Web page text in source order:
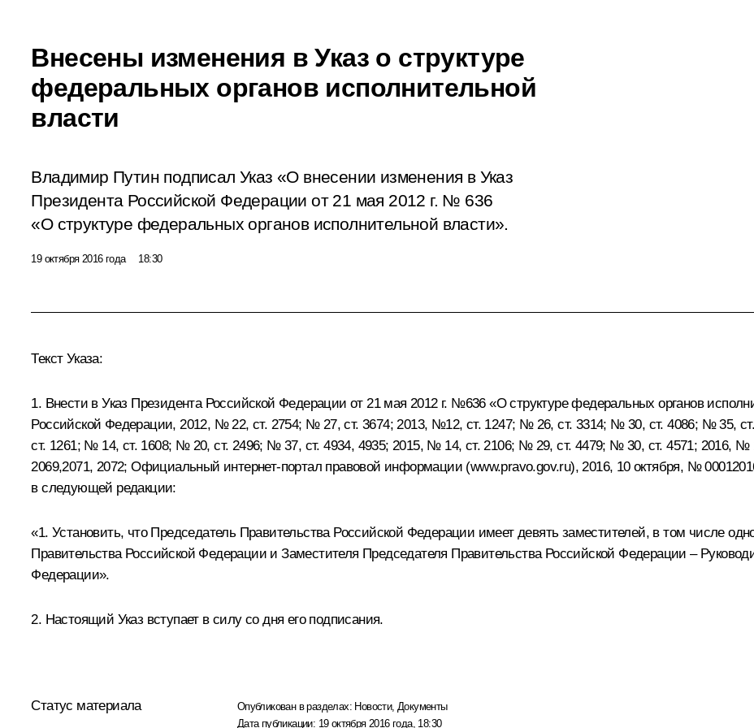
Внесены изменения в Указ о структуре
федеральных органов исполнительной
власти
Владимир Путин подписал Указ «О внесении изменения в Указ
Президента Российской Федерации от 21 мая 2012 г. № 636
«О структуре федеральных органов исполнительной власти».
19 октября 2016 года 18:30
Текст Указа:
1. Внести в Указ Президента Российской Федерации от 21 мая 2012 г. №636 «О структуре федеральных органов
Российской Федерации, 2012, № 22, ст. 2754; № 27, ст. 3674; 2013, №12, ст. 1247; № 26, ст. 3314; № 30, ст. 4086; № 35,
ст. 1261; № 14, ст. 1608; № 20, ст. 2496; № 37, ст. 4934, 4935; 2015, № 14, ст. 2106; № 29, ст. 4479; № 30, ст. 4571; 2016,
2069,2071, 2072; Официальный интернет-портал правовой информации (www.pravo.gov.ru), 2016, 10 октября, №
в следующей редакции:
«1. Установить, что Председатель Правительства Российской Федерации имеет девять заместителей, в том числе
Правительства Российской Федерации и Заместителя Председателя Правительства Российской Федерации –
Федерации».
2. Настоящий Указ вступает в силу со дня его подписания.
Статус материала Опубликован в разделах: Новости, Документы
Дата публикации: 19 октября 2016 года, 18:30